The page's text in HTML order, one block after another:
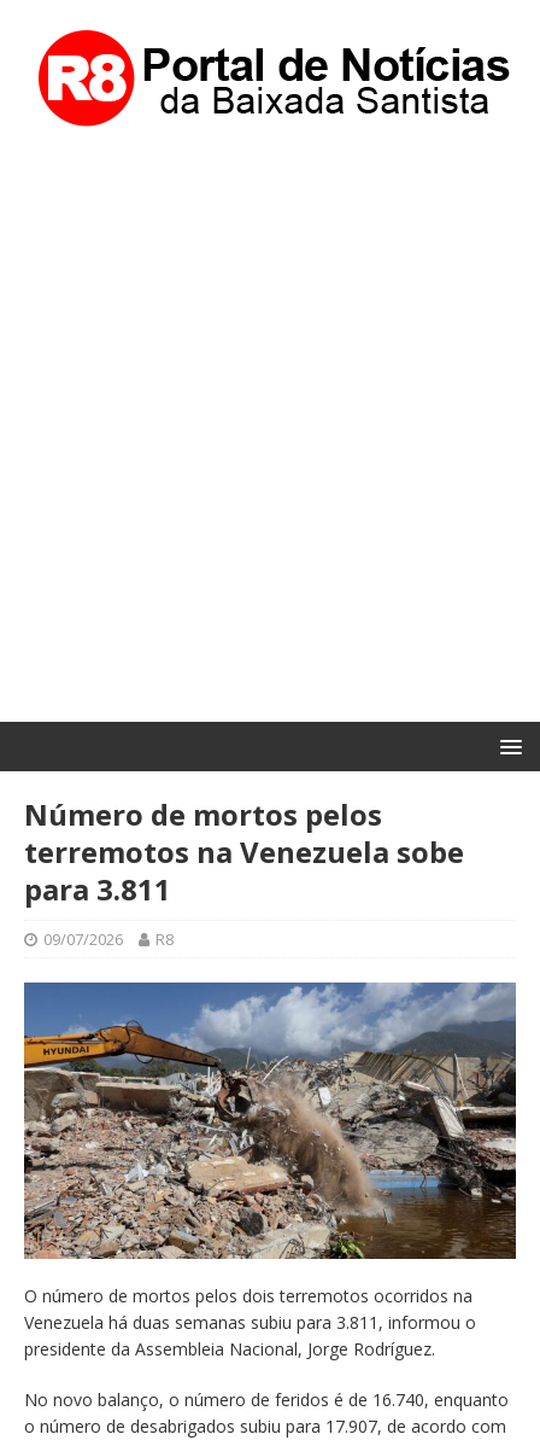
Número de mortos pelos
terremotos na Venezuela sobe
para 3.811
09/07/2026 R8
O número de mortos pelos dois terremotos ocorridos na
Venezuela há duas semanas subiu para 3.811, informou o
presidente da Assembleia Nacional, Jorge Rodríguez.
No novo balanço, o número de feridos é de 16.740, enquanto
o número de desabrigados subiu para 17.907, de acordo com